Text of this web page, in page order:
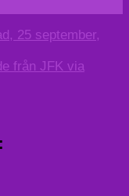
25 september,
från JFK via